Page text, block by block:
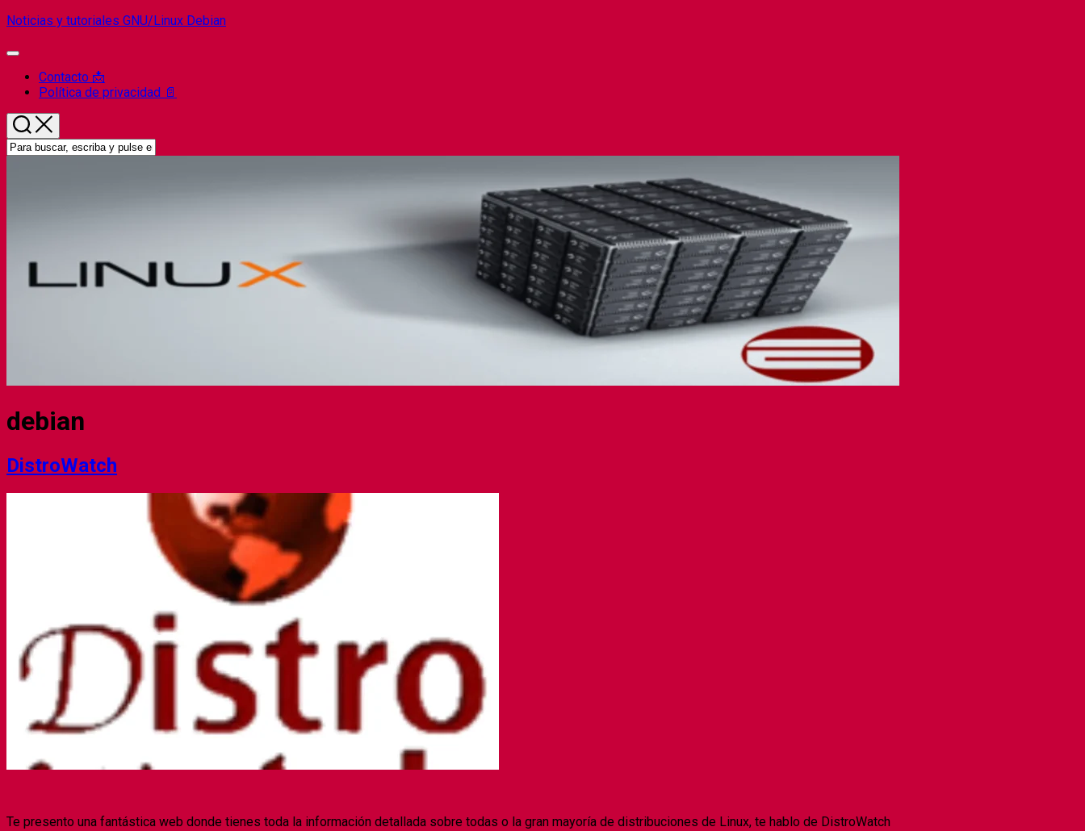
Saltar
contenido
Noticias y tutoriales GNU/Linux Debian
Ampliar
menú Contacto 📩
Política de privacidad 📄
debian
DistroWatch
Te presento una fantástica web donde tienes toda la información detallada sobre todas o la gran mayoría de distribuciones de Linux, te hablo de DistroWatch